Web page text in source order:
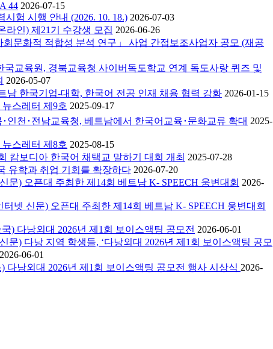
44 2026-07-15
시험 시행 안내 (2026. 10. 18.) 2026-07-03
라인) 제21기 수강생 모집 2026-06-26
회문화적 적합성 분석 연구」 사업 간접보조사업자 공모 (재공
국교육원, 경북교육청 사이버독도학교 연계 독도사랑 퀴즈 및
2026-05-07
남 한국기업-대학, 한국어 전공 인재 채용 협력 강화 2026-01-15
뉴스레터 제9호 2025-09-17
･인천･전남교육청, 베트남에서 한국어교육･문화교류 확대 2025-
뉴스레터 제8호 2025-08-15
캄보디아 한국어 채택교 말하기 대회 개최 2025-07-28
유학과 취업 기회를 확장하다 2026-07-20
문) 오픈대 주최한 제14회 베트남 K- SPEECH 웅변대회 2026-
터넷 신문) 오픈대 주최한 제14회 베트남 K- SPEECH 웅변대회
) 다낭외대 2026년 제1회 보이스액팅 공모전 2026-06-01
문) 다낭 지역 학생들, ‘다낭외대 2026년 제1회 보이스액팅 공모
2026-06-01
) 다낭외대 2026년 제1회 보이스액팅 공모전 행사 시상식 2026-